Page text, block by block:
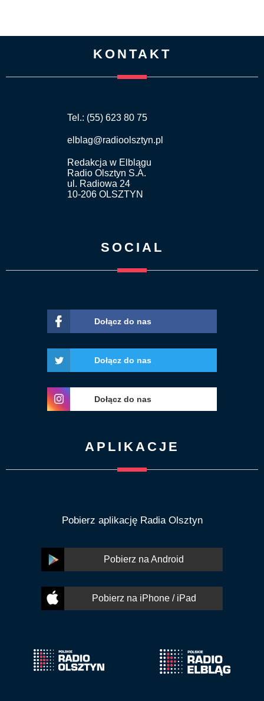
KONTAKT
Tel.: (55) 623 80 75
elblag@radioolsztyn.pl
Redakcja w Elblągu
Radio Olsztyn S.A.
ul. Radiowa 24
10-206 OLSZTYN
SOCIAL
Dołącz do nas
Dołącz do nas
Dołącz do nas
APLIKACJE
Pobierz aplikację Radia Olsztyn
Pobierz na Android
Pobierz na iPhone / iPad